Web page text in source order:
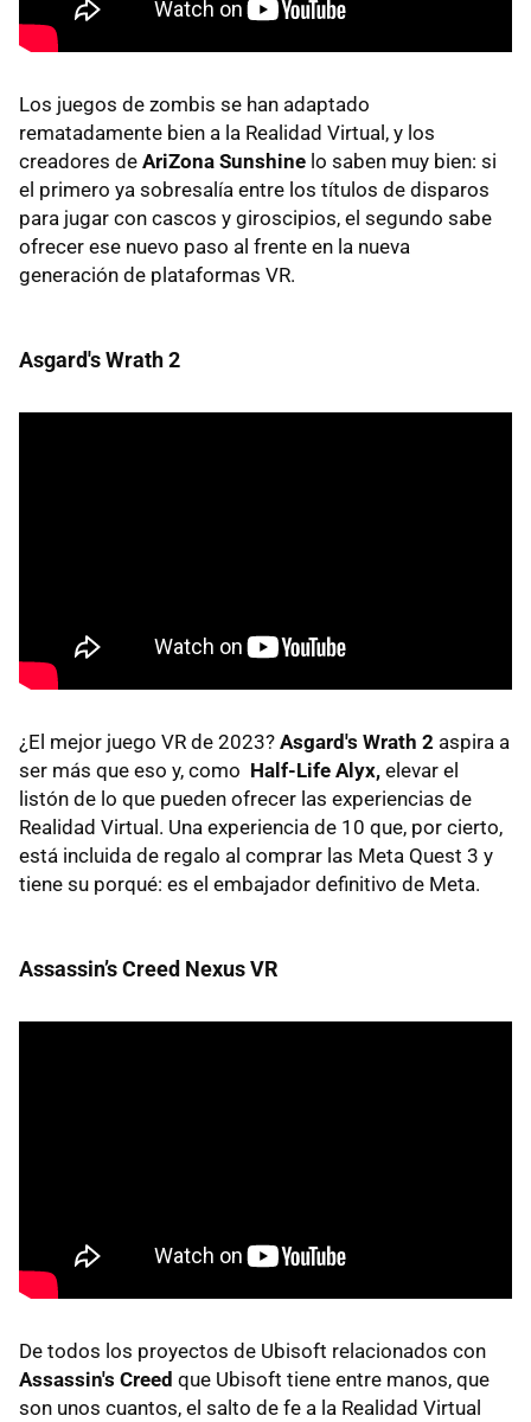
Los juegos de zombis se han adaptado
rematadamente bien a la Realidad Virtual, y los
creadores de AriZona Sunshine lo saben muy bien: si
el primero ya sobresalía entre los títulos de disparos
para jugar con cascos y giroscipios, el segundo sabe
ofrecer ese nuevo paso al frente en la nueva
generación de plataformas VR.
Asgard's Wrath 2
¿El mejor juego VR de 2023? Asgard's Wrath 2 aspira a
ser más que eso y, como Half-Life Alyx, elevar el
listón de lo que pueden ofrecer las experiencias de
Realidad Virtual. Una experiencia de 10 que, por cierto,
está incluida de regalo al comprar las Meta Quest 3 y
tiene su porqué: es el embajador definitivo de Meta.
Assassin’s Creed Nexus VR
De todos los proyectos de Ubisoft relacionados con
Assassin's Creed que Ubisoft tiene entre manos, que
son unos cuantos, el salto de fe a la Realidad Virtual